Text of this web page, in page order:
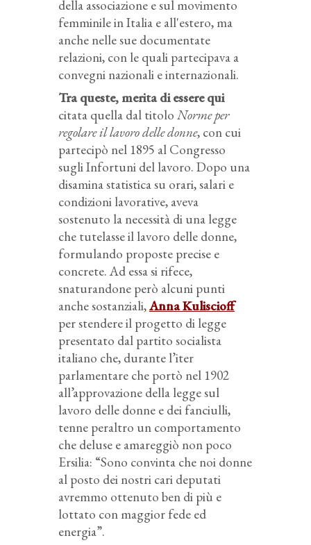
della associazione e sul movimento
femminile in Italia e all'estero, ma
anche nelle sue documentate
relazioni, con le quali partecipava a
convegni nazionali e internazionali.
Tra queste, merita di essere qui
citata quella dal titolo Norme per
regolare il lavoro delle donne, con cui
partecipò nel 1895 al Congresso
sugli Infortuni del lavoro. Dopo una
disamina statistica su orari, salari e
condizioni lavorative, aveva
sostenuto la necessità di una legge
che tutelasse il lavoro delle donne,
formulando proposte precise e
concrete. Ad essa si rifece,
snaturandone però alcuni punti
anche sostanziali,Anna Kuliscioff
per stendere il progetto di legge
presentato dal partito socialista
italiano che, durante l’iter
parlamentare che portò nel 1902
all’approvazione della legge sul
lavoro delle donne e dei fanciulli,
tenne peraltro un comportamento
che deluse e amareggiò non poco
Ersilia: “Sono convinta che noi donne
al posto dei nostri cari deputati
avremmo ottenuto ben di più e
lottato con maggior fede ed
energia”.